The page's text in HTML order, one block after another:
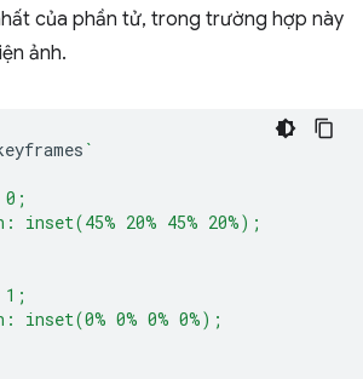
của phần tử, trong trường hợp này
ảnh.
`
inset(45% 20% 45% 20%);
inset(0% 0% 0% 0%);